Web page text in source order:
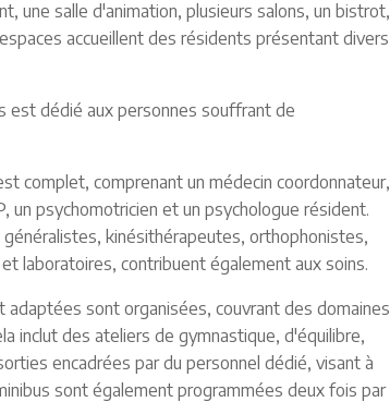
une salle d'animation, plusieurs salons, un bistrot,
accueillent des résidents présentant divers
est dédié aux personnes souffrant de
complet, comprenant un médecin coordonnateur,
psychomotricien et un psychologue résident.
kinésithérapeutes, orthophonistes,
laboratoires, contribuent également aux soins.
sont organisées, couvrant des domaines
inclut des ateliers de gymnastique, d'équilibre,
encadrées par du personnel dédié, visant à
sont également programmées deux fois par